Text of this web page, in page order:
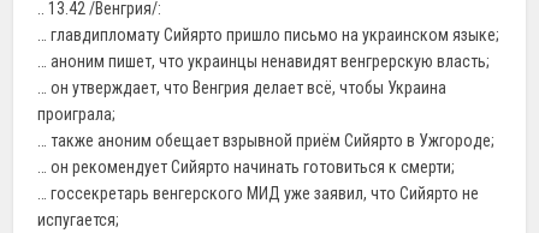
.. 13.42 /Венгрия/:
… главдипломату Сийярто пришло письмо на украинском языке;
… аноним пишет, что украинцы ненавидят венгрерскую власть;
… он утверждает, что Венгрия делает всё, чтобы Украина
проиграла;
… также аноним обещает взрывной приём Сийярто в Ужгороде;
… он рекомендует Сийярто начинать готовиться к смерти;
… госсекретарь венгерского МИД уже заявил, что Сийярто не
испугается;